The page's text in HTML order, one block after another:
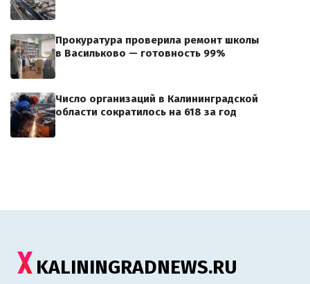
Прокуратура проверила ремонт школы
в Васильково — готовность 99%
Число организаций в Калининградской
области сократилось на 618 за год
KALININGRADNEWS.RU